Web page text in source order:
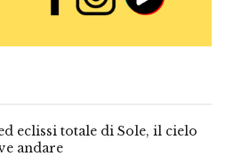
eclissi totale di Sole, il cielo
andare